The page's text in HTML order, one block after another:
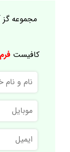
مجموعه گز
کافیستفرم
نام
و
نام
خانوادگی
موبایل
ایمیل